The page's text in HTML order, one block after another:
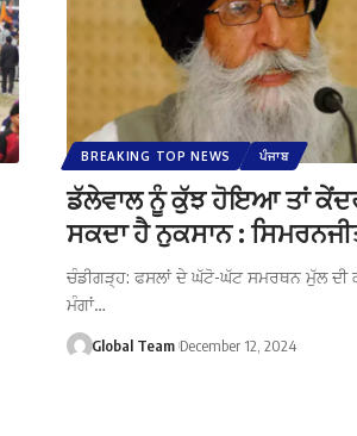
BREAKING TOP NEWS ਪੰਜਾਬ
ਡੱਲੇਵਾਲ ਨੂੰ ਕੁੱਝ ਹੋਇਆ ਤਾਂ
ਸਕਦਾ ਹੈ ਨੁਕਸਾਨ :
ਚੰਡੀਗੜ੍ਹ: ਫਸਲਾਂ ਦੇ ਘੱਟੋ-ਘੱਟ ਸਮਰਥਨ ਮੁੱਲ ਦੀ
ਮੰਗਾਂ…
Global Team December 12, 2024